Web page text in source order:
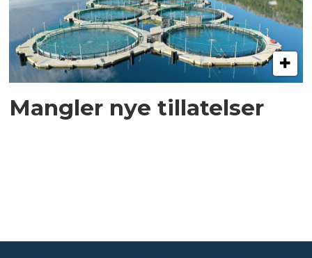
Mangler nye tillatelser